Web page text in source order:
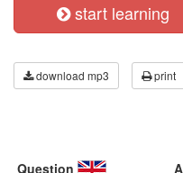
start learning
download mp3 print
Question